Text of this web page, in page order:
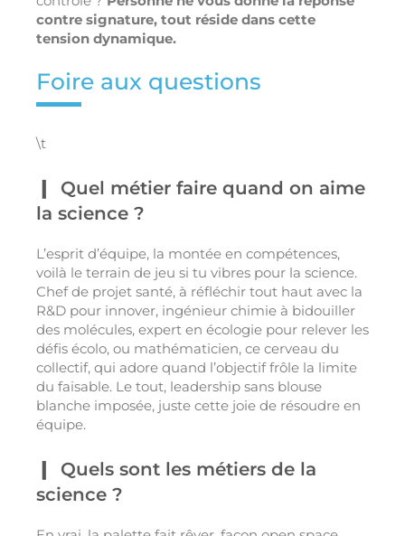
contre signature, tout réside dans cette
tension dynamique.
Foire aux questions
\t
Quel métier faire quand on aime
la science ?
L’esprit d’équipe, la montée en compétences,
voilà le terrain de jeu si tu vibres pour la science.
Chef de projet santé, à réfléchir tout haut avec la
R&D pour innover, ingénieur chimie à bidouiller
des molécules, expert en écologie pour relever les
défis écolo, ou mathématicien, ce cerveau du
collectif, qui adore quand l’objectif frôle la limite
du faisable. Le tout, leadership sans blouse
blanche imposée, juste cette joie de résoudre en
équipe.
Quels sont les métiers de la
science ?